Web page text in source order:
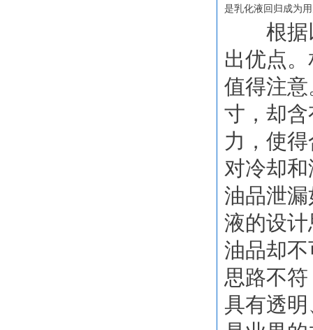
是乳化液回归成为
根据以
出优点
值得注
寸，却
力，使
对冷却
油品泄
液的设
油品却
思路不
具有透